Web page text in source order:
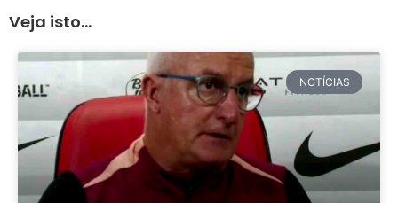
Veja isto...
NOTÍCIAS